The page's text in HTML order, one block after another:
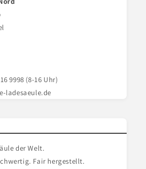
9998 (8-16 Uhr)
ladesaeule.de
der Welt.
Fair hergestellt.